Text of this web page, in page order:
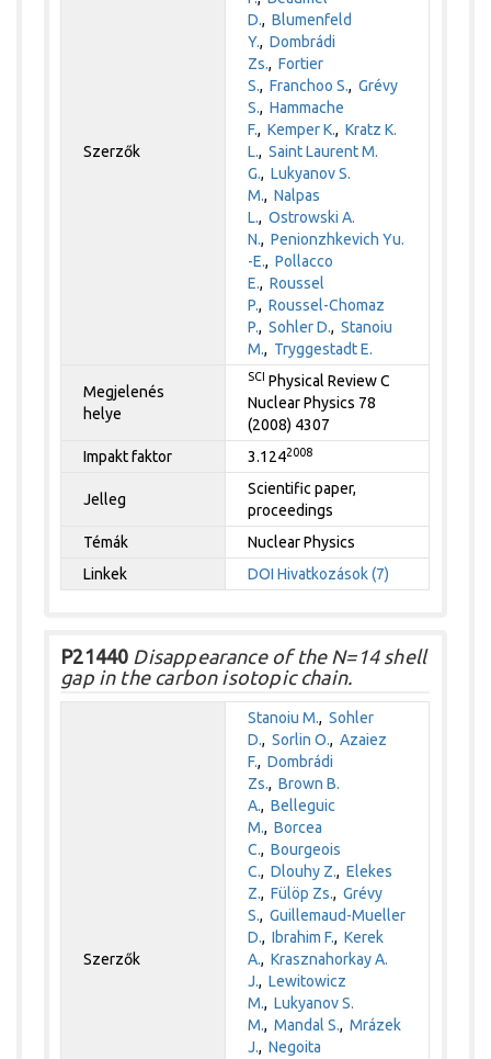
Szerzők
D.,Blumenfeld
Y.,Dombrádi
Zs.,Fortier
S.,Franchoo S.,Grévy
S.,Hammache
F.,Kemper K.,Kratz K.
L.,Saint Laurent M.
G.,Lukyanov S.
M.,Nalpas
L.,Ostrowski A.
N.,Penionzhkevich Yu.
-E.,Pollacco
E.,Roussel
P.,Roussel-Chomaz
P.,Sohler D.,Stanoiu
M., Tryggestadt E.
Megjelenés
helye
SCI Physical Review C
Nuclear Physics 78
(2008) 4307
Impakt faktor
3.1242008
Jelleg
Scientific paper,
proceedings
Témák
Nuclear Physics
Linkek
DOI Hivatkozások (7)
P21440 Disappearance of the N=14 shell
gap in the carbon isotopic chain.
Szerzők
Stanoiu M.,Sohler
D.,Sorlin O.,Azaiez
F.,Dombrádi
Zs.,Brown B.
A.,Belleguic
M.,Borcea
C.,Bourgeois
C.,Dlouhy Z.,Elekes
Z.,Fülöp Zs.,Grévy
S.,Guillemaud-Mueller
D.,Ibrahim F.,Kerek
A.,Krasznahorkay A.
J.,Lewitowicz
M.,Lukyanov S.
M.,Mandal S.,Mrázek
J.,Negoita